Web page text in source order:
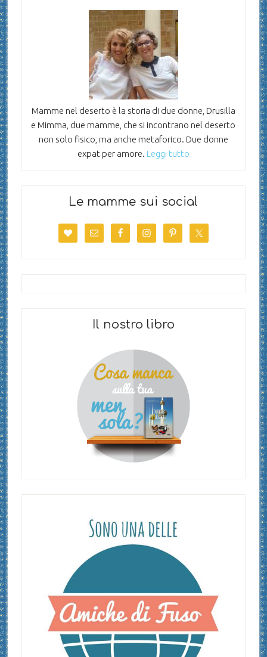
Mamme nel deserto è la storia di due donne, Drusilla
e Mimma, due mamme, che si incontrano nel deserto
non solo fisico, ma anche metaforico. Due donne
expat per amore. Leggi tutto
Le mamme sui social
Il nostro libro